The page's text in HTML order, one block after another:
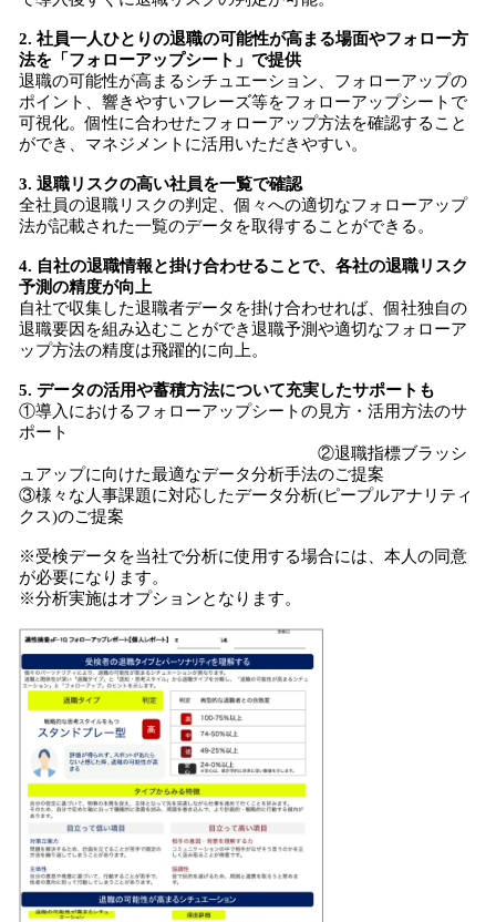
2. 社員一人ひとりの退職の可能性が高まる場面やフォロー方
法を「フォローアップシート」で提供
退職の可能性が高まるシチュエーション、フォローアップの
ポイント、響きやすいフレーズ等をフォローアップシートで
可視化。個性に合わせたフォローアップ方法を確認すること
ができ、マネジメントに活用いただきやすい。
3. 退職リスクの高い社員を一覧で確認
全社員の退職リスクの判定、個々への適切なフォローアップ
法が記載された一覧のデータを取得することができる。
4. 自社の退職情報と掛け合わせることで、各社の退職リスク
予測の精度が向上
自社で収集した退職者データを掛け合わせれば、個社独自の
退職要因を組み込むことができ退職予測や適切なフォローア
ップ方法の精度は飛躍的に向上。
5. データの活用や蓄積方法について充実したサポートも
①導入におけるフォローアップシートの見方・活用方法のサ
ポート
②退職指標ブラッシ
ュアップに向けた最適なデータ分析手法のご提案
③様々な人事課題に対応したデータ分析(ピープルアナリティ
クス)のご提案
※受検データを当社で分析に使用する場合には、本人の同意
が必要になります。
※分析実施はオプションとなります。